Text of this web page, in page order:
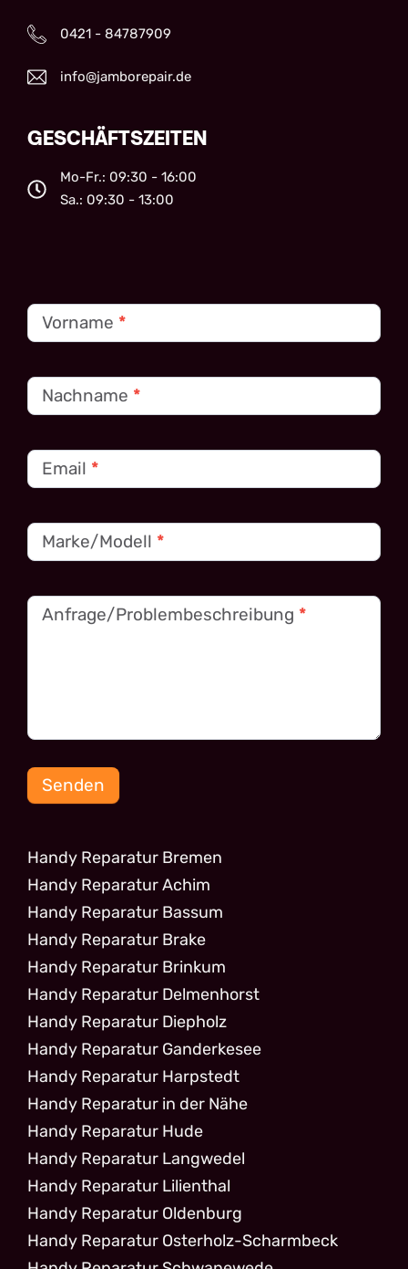
0421 - 84787909
info@jamborepair.de
GESCHÄFTSZEITEN
Mo-Fr.: 09:30 - 16:00
Sa.: 09:30 - 13:00
Kontakt
Vorname *
Nachname *
Email *
Marke/Modell *
Anfrage/Problembeschreibung *
Senden
Handy Reparatur Bremen
Handy Reparatur Achim
Handy Reparatur Bassum
Handy Reparatur Brake
Handy Reparatur Brinkum
Handy Reparatur Delmenhorst
Handy Reparatur Diepholz
Handy Reparatur Ganderkesee
Handy Reparatur Harpstedt
Handy Reparatur in der Nähe
Handy Reparatur Hude
Handy Reparatur Langwedel
Handy Reparatur Lilienthal
Handy Reparatur Oldenburg
Handy Reparatur Osterholz-Scharmbeck